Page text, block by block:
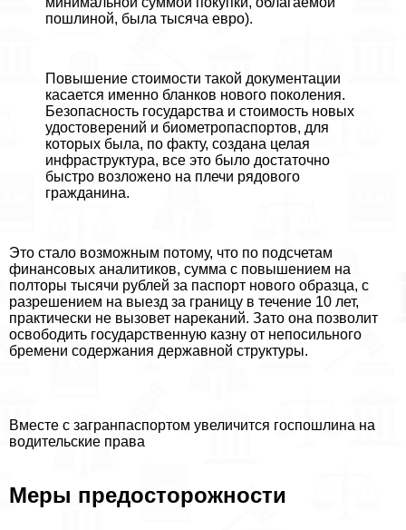
пошлиной, была тысяча евро).
Повышение стоимости такой документации
касается именно бланков нового поколения.
Безопасность государства и стоимость новых
удостоверений и биометропаспортов, для
которых была, по факту, создана целая
инфраструктура, все это было достаточно
быстро возложено на плечи рядового
гражданина.
Это стало возможным потому, что по подсчетам
финансовых аналитиков, сумма с повышением на
полторы тысячи рублей за паспорт нового образца, с
разрешением на выезд за границу в течение 10 лет,
пpaктически не вызовет нареканий. Зато она позволит
освободить государственную казну от непосильного
бремени содержания державной структуры.
Вместе с загранпаспортом увеличится госпошлина на
водительские права
Меры предосторожности